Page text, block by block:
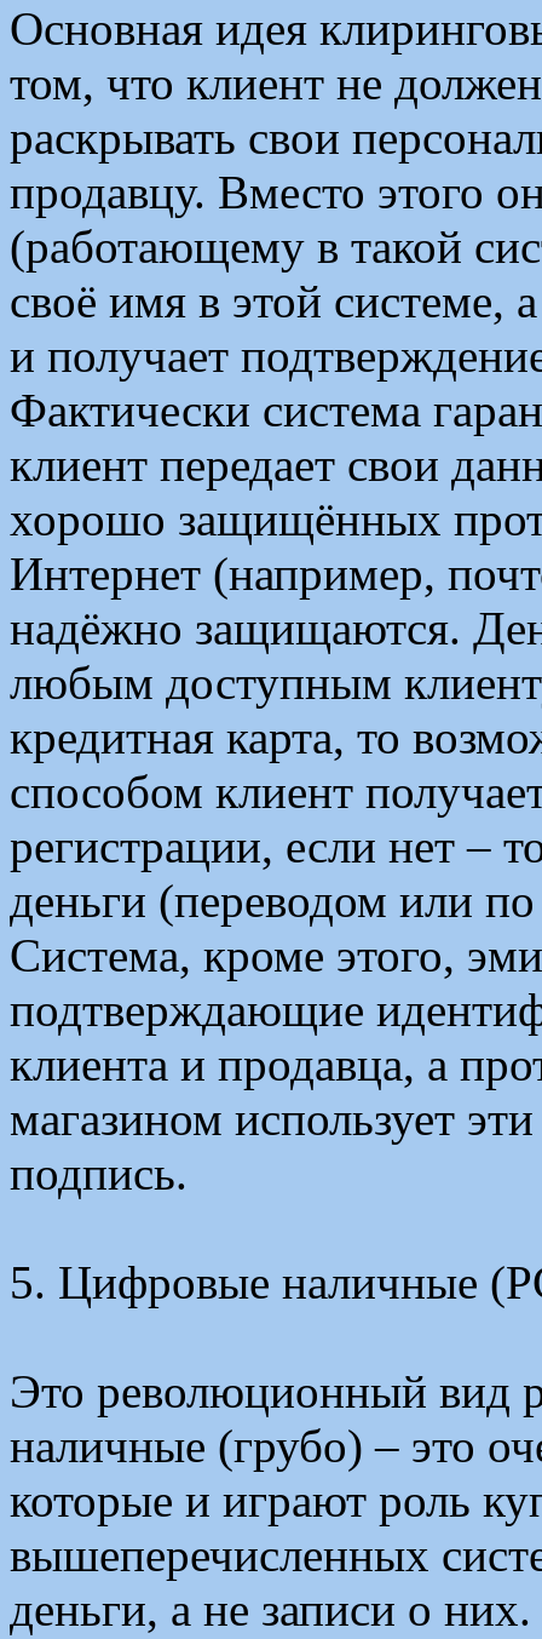
Основная идея
том, что клиент не
раскрывать свои
продавцу. Вместо этого
(работающему в такой
своё имя в этой системе,
и получает
Фактически система
клиент передает свои
хорошо защищённых
Интернет (например,
надёжно защищаются.
любым доступным
кредитная карта, то
способом клиент
регистрации, если нет –
деньги (переводом или
Система, кроме этого,
подтверждающие
клиента и продавца, а
магазином использует
подпись.
5. Цифровые наличные
Это революционный вид
наличные (грубо) – это
которые и играют роль
вышеперечисленных
деньги, а не записи о